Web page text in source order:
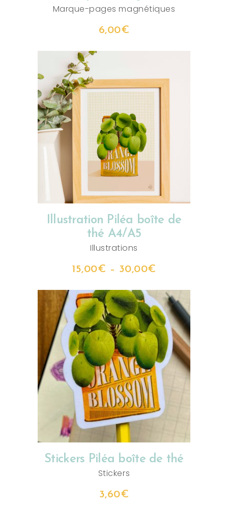
Marque-pages magnétiques
6,00€
CHOIX DES OPTIONS
Illustration Piléa boîte de
thé A4/A5
Illustrations
15,00€ – 30,00€
AJOUTER AU PANIER
Stickers Piléa boîte de thé
Stickers
3,60€